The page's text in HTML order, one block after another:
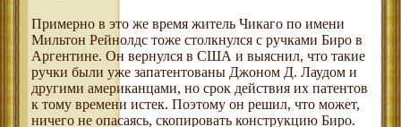
Примерно в это же время житель Чикаго по имени
Мильтон Рейнолдс тоже столкнулся с ручками Биро в
Аргентине. Он вернулся в США и выяснил, что такие
ручки были уже запатентованы Джоном Д. Лаудом и
другими американцами, но срок действия их патентов
к тому времени истек. Поэтому он решил, что может,
ничего не опасаясь, скопировать конструкцию Биро.